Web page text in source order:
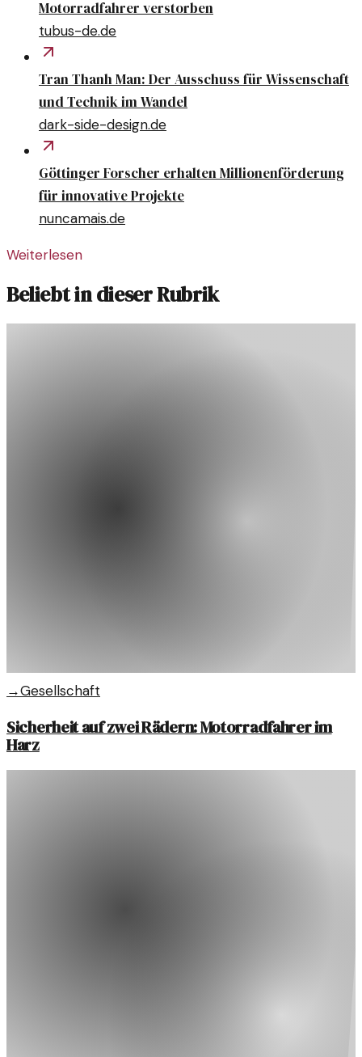
Motorradfahrer verstorben
tubus-de.de
Tran Thanh Man: Der Ausschuss für Wissenschaft
und Technik im Wandel
dark-side-design.de
Göttinger Forscher erhalten Millionenförderung
für innovative Projekte
nuncamais.de
Weiterlesen
Beliebt in dieser Rubrik
→Gesellschaft
Sicherheit auf zwei Rädern: Motorradfahrer im
Harz